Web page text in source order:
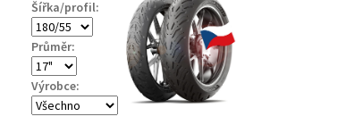
Šířka/profil:
Průměr:
Výrobce: